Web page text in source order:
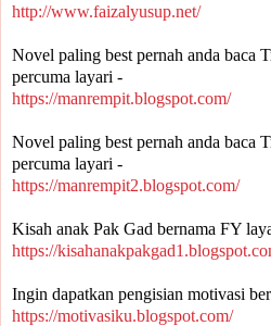
http://www.faizalyusup.net/
Novel paling best pernah anda baca
percuma layari -
https://manrempit.blogspot.com/
Novel paling best pernah anda baca
percuma layari -
https://manrempit2.blogspot.com/
Kisah anak Pak Gad bernama FY
https://
Ingin dapatkan pengisian motivasi
https://motivasiku.blogspot.com/